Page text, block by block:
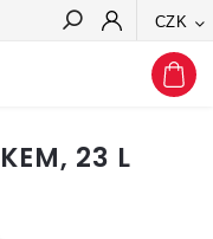
CZK
Hledat
23 L